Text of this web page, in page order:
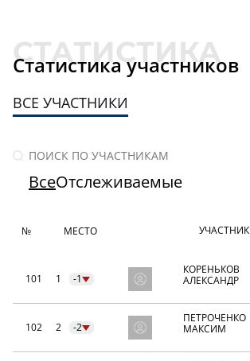
Статистика участников
ВСЕ УЧАСТНИКИ
ВсеОтслеживаемые
№ МЕСТО УЧАСТНИК
101 1 -1
КОРЕНЬКОВ
АЛЕКСАНДР
102 2 -2
ПЕТРОЧЕНКО
МАКСИМ